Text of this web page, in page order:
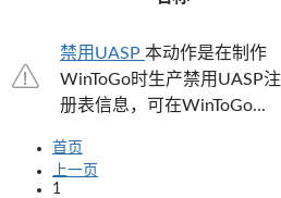
禁用UASP 本动作是在制作
WinToGo时生产禁用UASP注
册表信息，可在WinToGo...
首页
上一页
1